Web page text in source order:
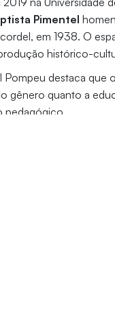
Pimentel
em 1938. O
histórico-
Pompeu destaca que
gênero quanto a
pedagógico.